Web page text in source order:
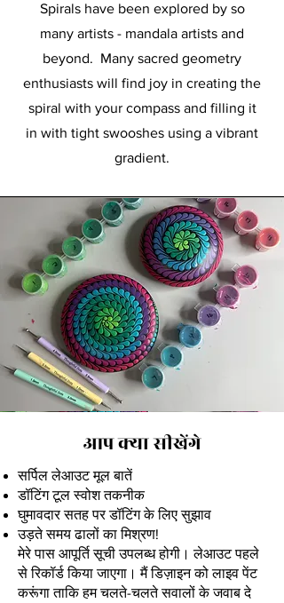
Spirals have been explored by so
many artists - mandala artists and
beyond. Many sacred geometry
enthusiasts will find joy in creating the
spiral with your compass and filling it
in with tight swooshes using a vibrant
gradient.
आप क्या सीखेंगे
सर्पिल लेआउट मूल बातें
डॉटिंग टूल स्वोश तकनीक
घुमावदार सतह पर डॉटिंग के लिए सुझाव
उड़ते समय ढालों का मिश्रण!
मेरे पास आपूर्ति सूची उपलब्ध होगी। लेआउट पहले
से रिकॉर्ड किया जाएगा। मैं डिज़ाइन को लाइव पेंट
करूंगा ताकि हम चलते-चलते सवालों के जवाब दे